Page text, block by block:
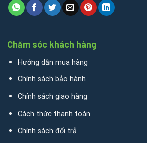
Chăm sóc khách hàng
Hướng dẫn mua hàng
Chính sách bảo hành
Chính sách giao hàng
Cách thức thanh toán
Chính sách đổi trả